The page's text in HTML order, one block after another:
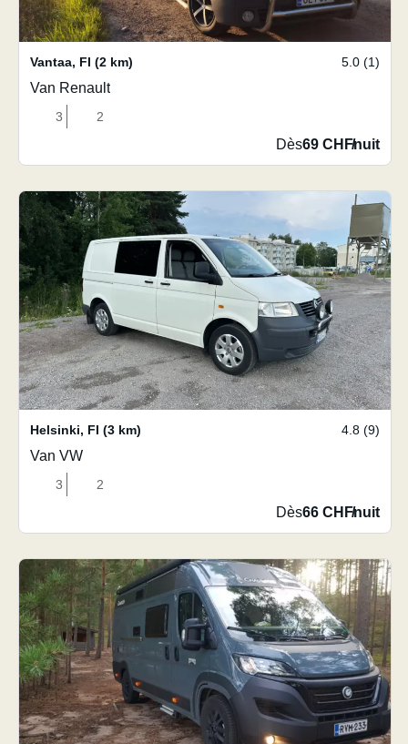
Vantaa, FI (2 km) 5.0 (1)
Van Renault
3 2
Dès69 CHF/nuit
Helsinki, FI (3 km) 4.8 (9)
Van VW
3 2
Dès66 CHF/nuit